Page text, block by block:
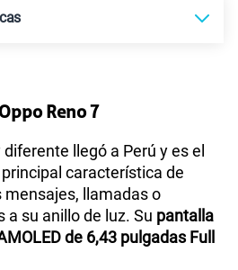
110GB en alta velocidad
175GBen alta velocidad
S/159.90 S/79.95
50% dto. x 12 meses
Snapdragon 680 (SM6225)
6.43"
Reno 7
llegó a Perú y es el
característica de
mensajes, llamadas o
su anillo de luz. Su pantalla
de 6,43 pulgadas Full